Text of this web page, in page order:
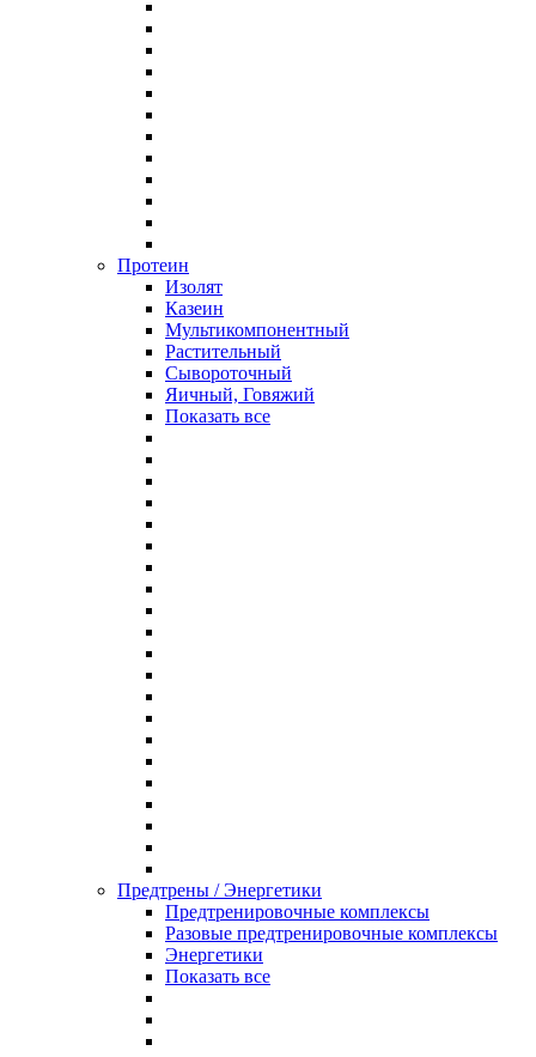
Протеин
Изолят
Казеин
Мультикомпонентный
Растительный
Сывороточный
Яичный, Говяжий
Показать все
Предтрены / Энергетики
Предтренировочные комплексы
Разовые предтренировочные комплексы
Энергетики
Показать все